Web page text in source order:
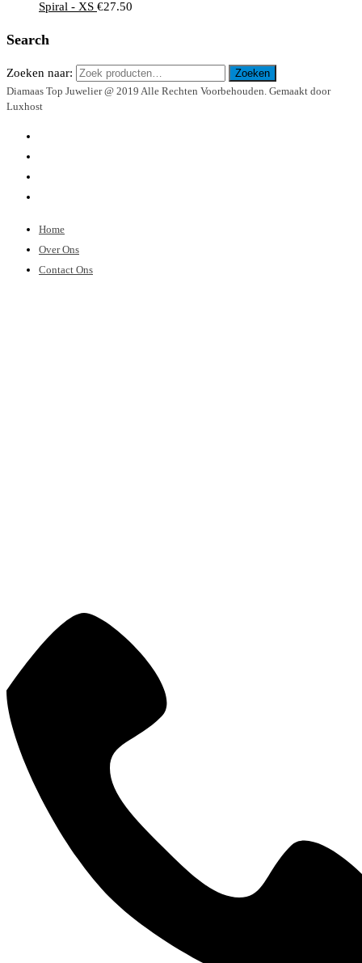
Spiral - XS €27.50
Search
Zoeken naar:
Zoeken
Diamaas Top Juwelier @ 2019 Alle Rechten Voorbehouden. Gemaakt door
Luxhost
Home
Over Ons
Contact Ons